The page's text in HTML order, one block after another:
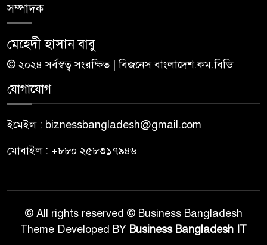
সম্পাদক
মেহেদী হাসান বাবু
© ২০২৪ সর্বস্বত্ব সংরক্ষিত | বিজনেস বাংলাদেশ.কম.বিডি
যোগাযোগ
ইমেইল : biznessbangladesh@gmail.com
মোবাইল : +৮৮০ ২৫৮৩১৭৯৪৬
© All rights reserved © Business Bangladesh
Theme Developed BY Business Bangladesh IT